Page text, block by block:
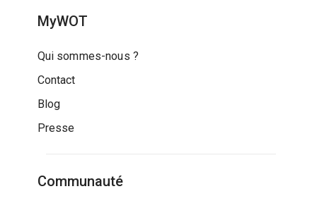
MyWOT
Qui sommes-nous ?
Contact
Blog
Presse
Communauté